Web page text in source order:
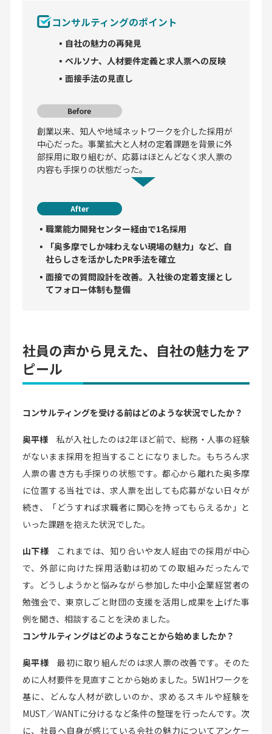
コンサルティングのポイント
▪自社の魅力の再発見
▪ペルソナ、人材要件定義と求人票への反映
▪面接手法の見直し
Before
創業以来、知人や地域ネットワークを介した採用が
中心だった。事業拡大と人材の定着課題を背景に外
部採用に取り組むが、応募はほとんどなく求人票の
内容も手探りの状態だった。
After
▪職業能力開発センター経由で1名採用
▪「奥多摩でしか味わえない現場の魅力」など、自
社らしさを活かしたPR手法を確立
▪面接での質問設計を改善。入社後の定着支援とし
てフォロー体制も整備
社員の声から見えた、自社の魅力をア
ピール
コンサルティングを受ける前はどのような状況でしたか？
奥平様
私が入社したのは2年ほど前で、総務・人事の経験
がないまま採用を担当することになりました。もちろん求
人票の書き方も手探りの状態です。都心から離れた奥多摩
に位置する当社では、求人票を出しても応募がない日々が
続き、「どうすれば求職者に関心を持ってもらえるか」と
いった課題を抱えた状況でした。
山下様
これまでは、知り合いや友人経由での採用が中心
で、外部に向けた採用活動は初めての取組みだったんで
す。どうしようかと悩みながら参加した中小企業経営者の
勉強会で、東京しごと財団の支援を活用し成果を上げた事
例を聞き、相談することを決めました。
コンサルティングはどのようなことから始めましたか？
奥平様
最初に取り組んだのは求人票の改善です。そのた
めに人材要件を見直すことから始めました。5W1Hワークを
基に、どんな人材が欲しいのか、求めるスキルや経験を
MUST／WANTに分けるなど条件の整理を行ったんです。次
に、社員へ自身が感じている会社の魅力についてアンケー